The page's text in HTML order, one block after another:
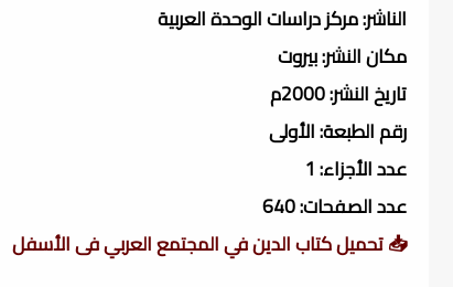
الناشر: مركز دراسات الوحدة العربية
مكان النشر: بيروت
تاريخ النشر: 2000م
رقم الطبعة: الأولى
عدد الأجزاء: 1
عدد الصفحات: 640
📥 تحميل كتاب الدين في المجتمع العربي فى الأسفل